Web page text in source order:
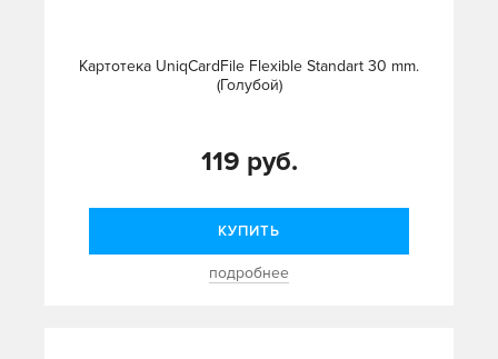
Картотека UniqCardFile Flexible Standart 30 mm.
(Голубой)
119 руб.
КУПИТЬ
подробнее